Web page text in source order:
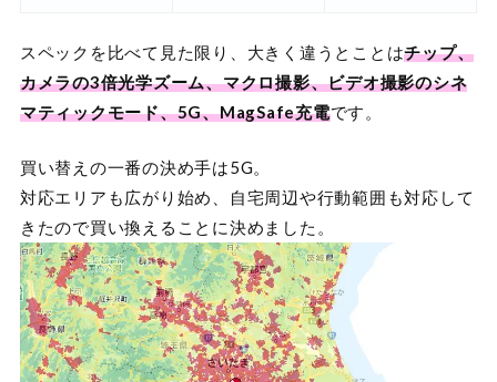
スペックを比べて見た限り、大きく違うとことはチップ、
カメラの3倍光学ズーム、マクロ撮影、ビデオ撮影のシネ
マティックモード、5G、MagSafe充電です。
買い替えの一番の決め手は5G。
対応エリアも広がり始め、自宅周辺や行動範囲も対応して
きたので買い換えることに決めました。